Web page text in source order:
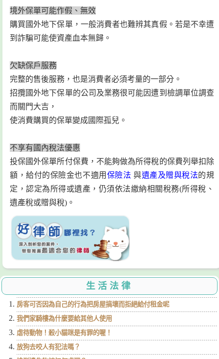
生活法律
房客可否因為自己的行為把房屋搞壞而拒絕給付租金呢
我們家騎樓為什麼要給其他人使用
虐待動物！殺小貓咪是有罪的喔！
放狗去咬人有犯法嗎？
境外保單可能作假、無效
購買國外地下保單，一般消費者也難辨其真假。若是不幸遭
到詐騙可能使資產血本無歸。
欠缺保戶服務
完整的售後服務，也是消費者必須考量的一部分。
招攬國外地下保單的公司及業務很可能因遭到檢調單位調查
而關門大吉，
使消費購買的保單變成國際孤兒。
不享有國內稅法優惠
投保國外保單所付保費，不能夠做為所得稅的保費列舉扣除
額，給付的保險金也不適用 保險法 與遺產及贈與稅法的規
定，認定為所得或遺產，仍須依法繳納相關稅務(所得稅、
遺產稅或贈與稅)。